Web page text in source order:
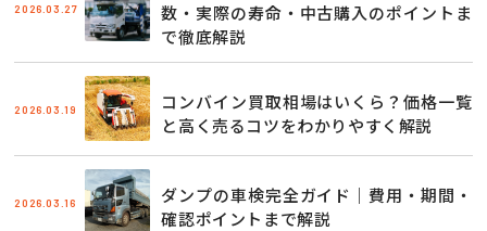
2026.03.27
数・実際の寿命・中古購入のポイントま
で徹底解説
2026.03.19
コンバイン買取相場はいくら？価格一覧
と高く売るコツをわかりやすく解説
2026.03.16
ダンプの車検完全ガイド｜費用・期間・
確認ポイントまで解説